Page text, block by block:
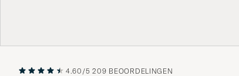
4.60/5 209 BEOORDELINGEN